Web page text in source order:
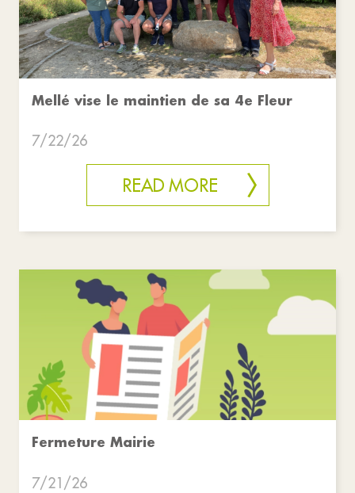
Mellé vise le maintien de sa 4e Fleur
7/22/26
READ MORE
Fermeture Mairie
7/21/26